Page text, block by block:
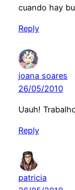
cuando hay
Reply
joana soares
26/05/2010
Uauh!
Reply
patricia